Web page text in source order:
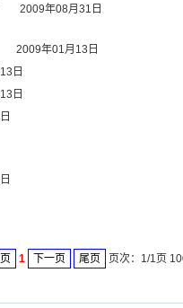
2009年08月31日
2009年01月13日
日
日
1 下一页 尾页 页次：1/1页